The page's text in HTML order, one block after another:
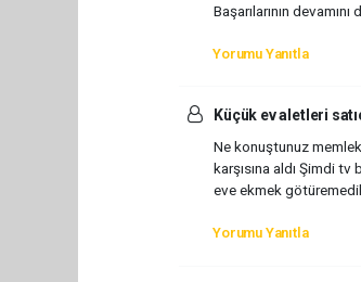
Başarılarının devamını
Yorumu Yanıtla
Küçük ev aletleri
Ne konuştunuz
karşısına aldı Şimdi
eve ekmek
Yorumu Yanıtla